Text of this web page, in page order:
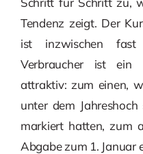
Tendenz zeigt. Der
ist inzwischen fast
Verbraucher ist ein
attraktiv: zum einen,
unter dem
markiert hatten, zum
Abgabe zum 1. Januar